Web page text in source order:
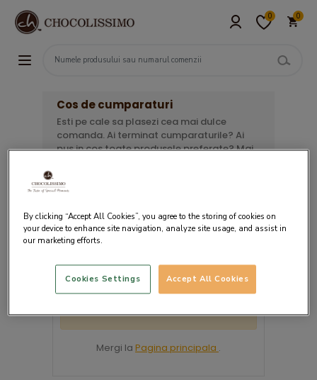
0 0
Cos de cumparaturi
Esti pe cale sa plasezi cea mai dulce
comanda. Ai terminat cumparaturile? Ai
pus in cos toate produsele preferate? Mai
ziua in care doresti livrarea si opteaza
Cosul tau este gol
Mergi la Pagina principala .
By clicking “Accept All Cookies”, you agree to the storing of cookies on
your device to enhance site navigation, analyze site usage, and assist in
our marketing efforts.
Accept All Cookies
Cookies Settings